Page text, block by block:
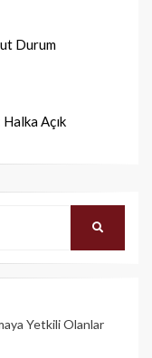
Durum
Açık
Yetkili Olanlar